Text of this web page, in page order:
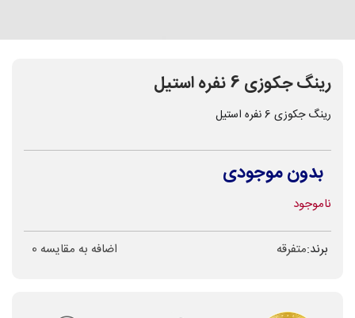
رینگ جکوزی 6 نفره استیل
رینگ جکوزی 6 نفره استیل
بدون موجودی
ناموجود
برند:متفرقه اضافه به مقایسه 0